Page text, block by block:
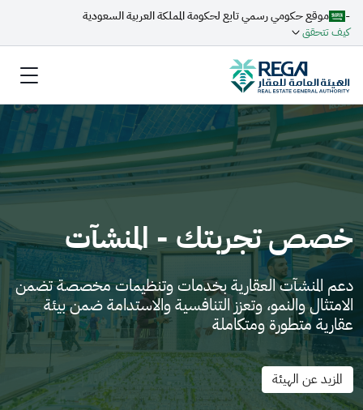
-
موقع حكومي رسمي تابع لحكومة المملكة العربية السعودية
كيف تتحقق
خصص تجربتك - المنشآت
دعم المنشآت العقارية بخدمات وتنظيمات مخصصة تضمن
الامتثال والنمو، وتعزز التنافسية والاستدامة ضمن بيئة
عقارية متطورة ومتكاملة
المزيد عن الهيئة